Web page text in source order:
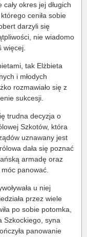
okres jej długich
ceniła sobie
darzyli się
nie wiadomo
więcej.
tak Elżbieta
i młodych
rozmawiało się z
sukcesji.
trudna decyzja o
Szkotów, która
uznawany jest
dała się poznać
armadę oraz
panować.
u niej
przez wiele
po sobie potomka,
Szkockiego, syna
panowanie